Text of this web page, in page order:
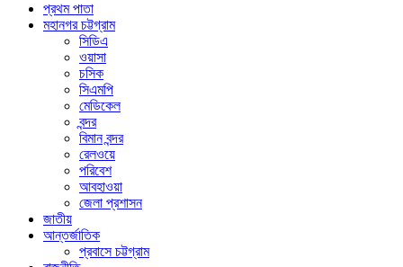
প্রথম পাতা
মহানগর চট্টগ্রাম
সিডিএ
ওয়াসা
চসিক
সিএমপি
মেডিকেল
বন্দর
বিমান বন্দর
রেলওয়ে
পরিবেশ
আবহাওয়া
জেলা প্রশাসন
জাতীয়
আন্তর্জাতিক
প্রবাসে চট্টগ্রাম